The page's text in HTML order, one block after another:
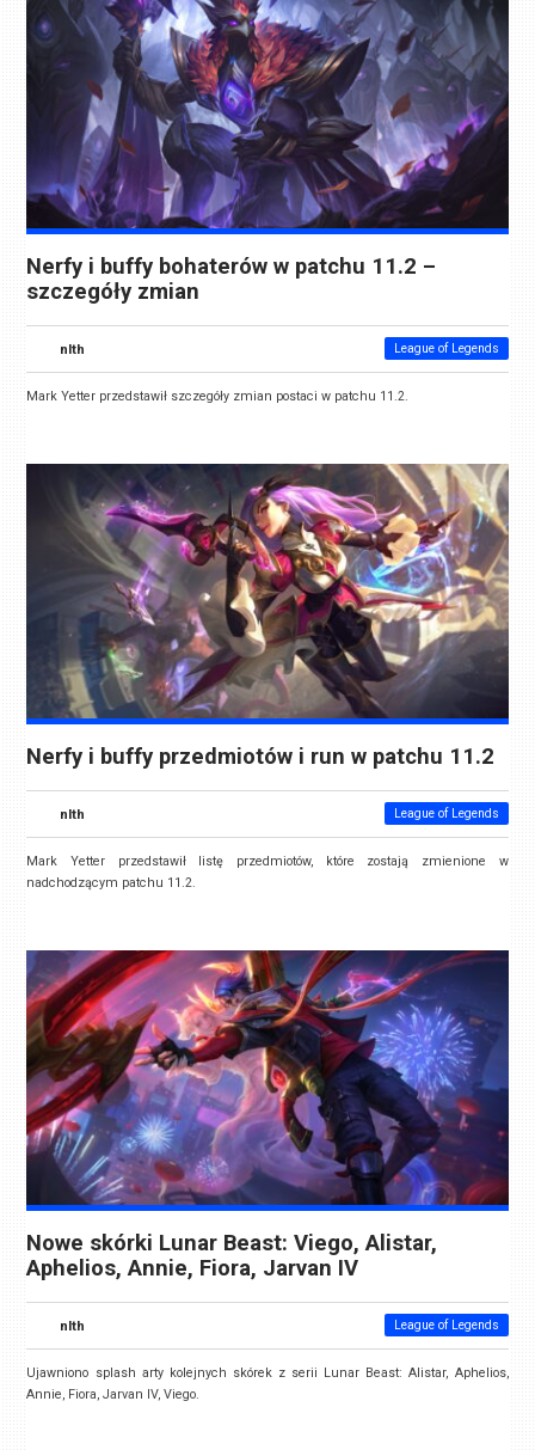
Nerfy i buffy bohaterów w patchu 11.2 –
szczegóły zmian
nlth League of Legends
Mark Yetter przedstawił szczegóły zmian postaci w patchu 11.2.
Nerfy i buffy przedmiotów i run w patchu 11.2
nlth League of Legends
Mark Yetter przedstawił listę przedmiotów, które zostają zmienione w
nadchodzącym patchu 11.2.
Nowe skórki Lunar Beast: Viego, Alistar,
Aphelios, Annie, Fiora, Jarvan IV
nlth League of Legends
Ujawniono splash arty kolejnych skórek z serii Lunar Beast: Alistar, Aphelios,
Annie, Fiora, Jarvan IV, Viego.